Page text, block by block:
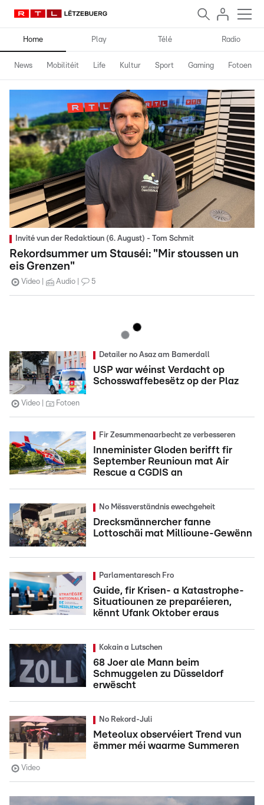
Home Play Télé Radio
News Mobilitéit Life Kultur Sport Gaming Fotoen
Invité vun der Redaktioun (6. August) - Tom Schmit
Rekordsummer um Stauséi: "Mir stoussen un
eis Grenzen"
Video Audio 5
Detailer no Asaz am Bamerdall
USP war wéinst Verdacht op
Schosswaffebesëtz op der Plaz
Video Fotoen
Fir Zesummenaarbecht ze verbesseren
Inneminister Gloden berifft fir
September Reunioun mat Air
Rescue a CGDIS an
No Mëssverständnis ewechgeheit
Drecksmännercher fanne
Lottoschäi mat Millioune-Gewënn
Parlamentaresch Fro
Guide, fir Krisen- a Katastrophe-
Situatiounen ze preparéieren,
kënnt Ufank Oktober eraus
Kokain a Lutschen
68 Joer ale Mann beim
Schmuggelen zu Düsseldorf
erwëscht
No Rekord-Juli
Meteolux observéiert Trend vun
ëmmer méi waarme Summeren
Video